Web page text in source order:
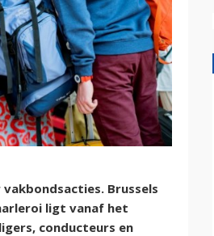
Brussels
ligt vanaf het
conducteurs en